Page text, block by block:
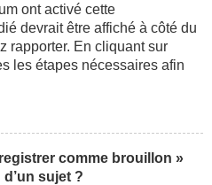
ont activé cette
devrait être affiché à côté du
rapporter. En cliquant sur
les étapes nécessaires afin
comme brouillon »
sujet ?